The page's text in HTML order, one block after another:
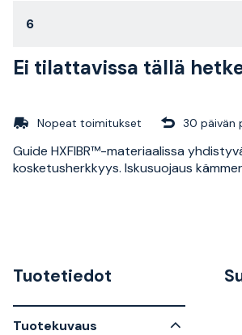
6
Ei tilattavissa tällä
Nopeat toimitukset 30 päivän
Guide HXFIBR™-materiaalissa
kosketusherkkyys. Iskusuojaus
Tuotetiedot
Tuotekuvaus